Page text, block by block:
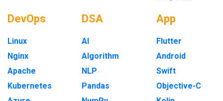
DevOps
Linux
Nginx
Apache
Kubernetes
DSA
AI
Algorithm
NLP
Pandas
App
Flutter
Android
Swift
Objective-C